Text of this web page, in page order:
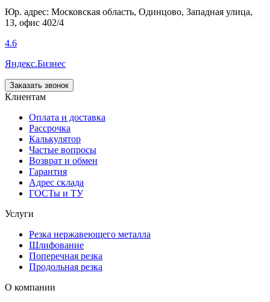
Юр. адрес: Московская область, Одинцово, Западная улица,
13, офис 402/4
4.6
Яндекс.Бизнес
Заказать звонок
Клиентам
Оплата и доставка
Рассрочка
Калькулятор
Частые вопросы
Возврат и обмен
Гарантия
Адрес склада
ГОСТы и ТУ
Услуги
Резка нержавеющего металла
Шлифование
Поперечная резка
Продольная резка
О компании